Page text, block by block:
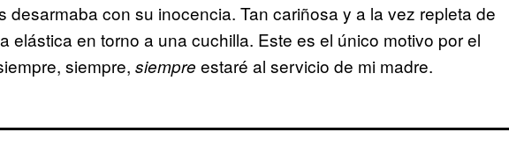
desarmaba con su inocencia. Tan cariñosa y a la vez repleta de
elástica en torno a una cuchilla. Este es el único motivo por el
siempre, siempre estaré al servicio de mi madre.